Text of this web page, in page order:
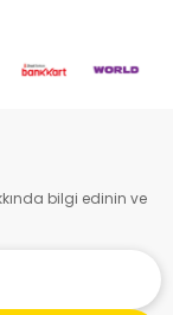
bilgi edinin ve